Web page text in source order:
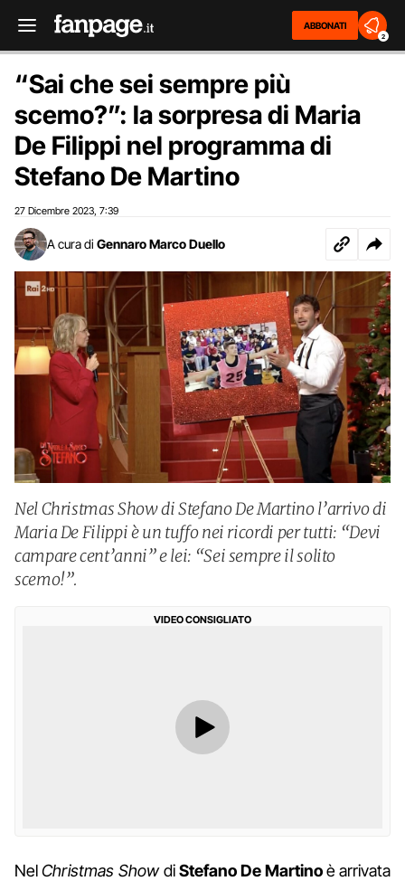
ABBONATI
2
“Sai che sei sempre più
scemo?”: la sorpresa di Maria
De Filippi nel programma di
Stefano De Martino
27 Dicembre 2023 7:39
A cura di Gennaro Marco Duello
Nel Christmas Show di Stefano De Martino l’arrivo di
Maria De Filippi è un tuffo nei ricordi per tutti: “Devi
campare cent’anni” e lei: “Sei sempre il solito
scemo!”.
VIDEO CONSIGLIATO
NelChristmas ShowdiStefano De Martinoè arrivata